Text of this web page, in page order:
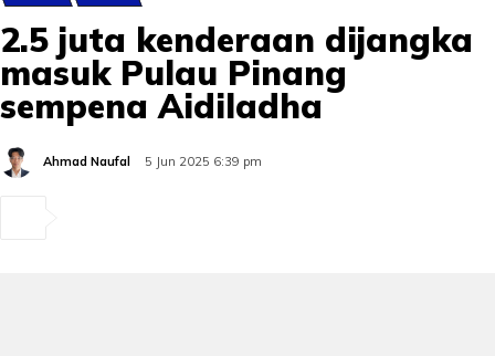
2.5 juta kenderaan dijangka
masuk Pulau Pinang
sempena Aidiladha
Ahmad Naufal 5 Jun 2025 6:39 pm